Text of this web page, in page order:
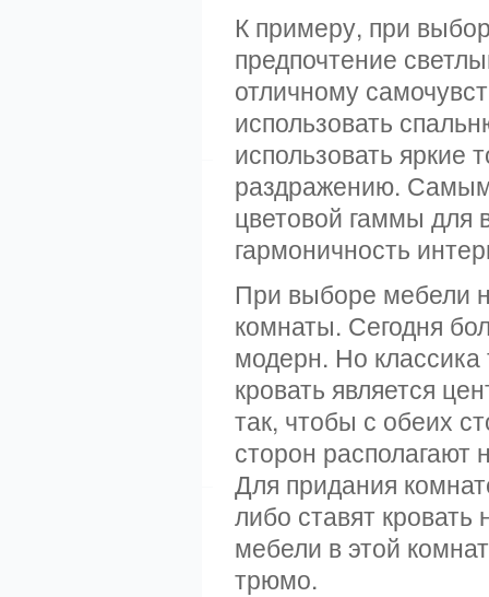
К примеру, при
предпочтение
отличному
использовать
использовать яркие
раздражению.
цветовой гаммы для
гармоничность
При выборе мебели
комнаты. Сегодня
модерн. Но
кровать является
так, чтобы с обеих
сторон
Для придания
либо ставят
мебели в этой
трюмо.